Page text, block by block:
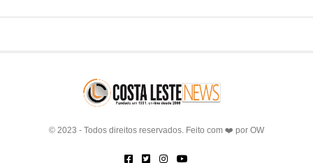
© 2023 - Todos direitos reservados. Feito com ❤️ por OW